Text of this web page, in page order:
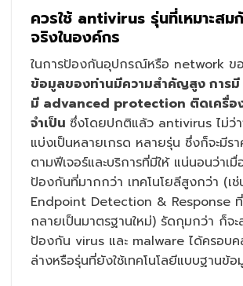
ควรใช้ antivirus รุ่นที่เหมาะสม
จริงในองค์กร
ในการป้องกันอุปกรณ์หรือ network ขอ
ข้อมูลของท่านมีความสำคัญสูง การ
มี advanced protection ติดเครื่อ
จำเป็น ซึ่งโดยปกติแล้ว antivirus ไม่ว่า
แบ่งเป็นหลายเกรด หลายรุ่น ซึ่งก็จะมีร
ตามฟีเจอร์และบริการที่มีให้ แน่นอนว่าเมื่
ป้องกันที่มากกว่า เทคโนโยลีสูงกว่า (เช่
Endpoint Detection & Response ที่
กลายเป็นมาตรฐานใหม่) รัดกุมกว่า ก็จะ
ป้องกัน virus และ malware ได้ครอบ
ล่างหรือรุ่นที่ยังใช้เทคโนโลยีแบบฐานข้